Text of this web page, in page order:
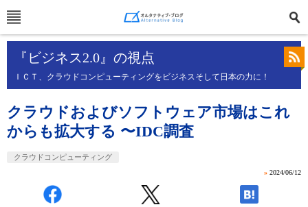
『ビジネス2.0』の視点
ＩＣＴ、クラウドコンピューティングをビジネスそして日本の力に！
クラウドおよびソフトウェア市場はこれ
からも拡大する 〜IDC調査
クラウドコンピューティング
» 2024/06/12